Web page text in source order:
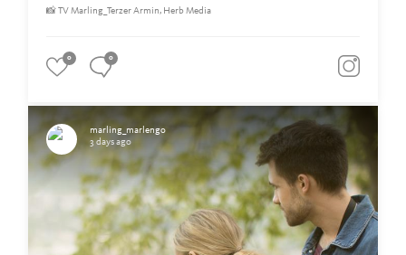
📸 TV Marling_Terzer Armin, Herb Media
0 0
marling_marlengo
3 days ago